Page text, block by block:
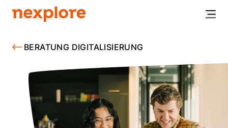
BERATUNG DIGITALISIERUNG